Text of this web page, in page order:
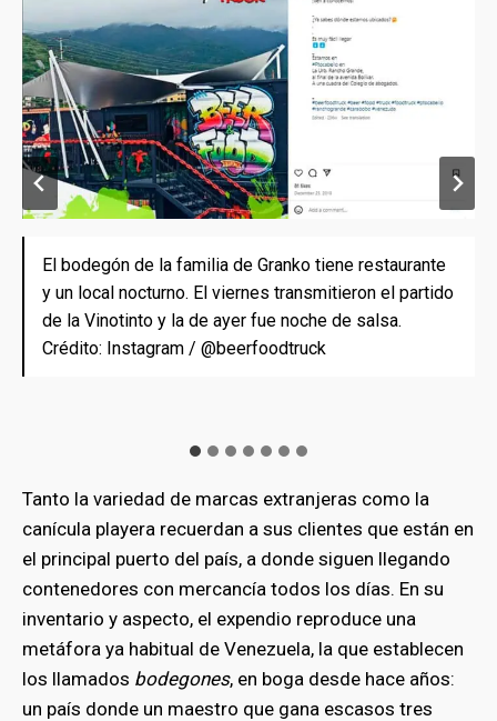
El bodegón de la familia de Granko tiene restaurante
y un local nocturno. El viernes transmitieron el partido
de la Vinotinto y la de ayer fue noche de salsa.
Crédito: Instagram / @beerfoodtruck
El inventario ofrece desde los cereales más
exclusivos –en empaques y presentaciones en
inglés– hasta electrodomésticos como freidoras de
aire y productos libres de gluten. Crédito: Instagram /
Tienen circuito cerrado de televisión. “Por su
seguridad, usted está siendo grabado”, advierten.
Crédito: Instagram / @beerfoodtruck
El menú incluye hamburguesas, perros calientes y
"pizzas vulcano", que están cubiertas por una
segunda capa de masa y se sirven con un toque
especial: una llamarada en el centro, que crea un
Beer & Food Truck es el punto de venta exclusivo del
ron del Team Espartanos, un destilado que Granko ha
presentado como un emprendimiento propio. Crédito:
Instagram / @beerfoodtruck
En Beer & Food Truck, en el sector Rancho Grande de
Puerto Cabello, la rumba es hasta las 3:00 am.
Crédito: Instagram / @beerfoodtruck
También hay juguetería y eventos para los más
pequeños. Crédito: Instagram / @beerfoodtruck
Tanto la variedad de marcas extranjeras como la
canícula playera recuerdan a sus clientes que están en
el principal puerto del país, a donde siguen llegando
contenedores con mercancía todos los días. En su
inventario y aspecto, el expendio reproduce una
metáfora ya habitual de Venezuela, la que establecen
los llamados bodegones, en boga desde hace años:
un país donde un maestro que gana escasos tres